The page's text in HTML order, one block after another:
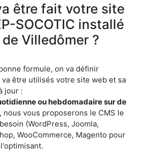
être fait votre site
SOCOTIC installé
Villedômer ?
formule, on va définir
être utilisés votre site web et sa
jour :
ou hebdomadaire sur de
, nous vous proposerons le CMS le
(WordPress, Joomla,
WooCommerce, Magento pour